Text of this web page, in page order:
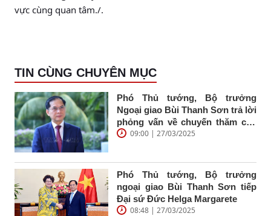
vực cùng quan tâm./.
TIN CÙNG CHUYÊN MỤC
Phó Thủ tướng, Bộ trưởng
Ngoại giao Bùi Thanh Sơn trả lời
phỏng vấn về chuyến thăm cấp
Nhà nước Indonesia, thăm chính
Bí thư Tô Lâm và Phu nhân cùng
Đoàn đại biểu cấp cao Việt Nam
09:00 | 27/03/2025
Phó Thủ tướng, Bộ trưởng
ngoại giao Bùi Thanh Sơn tiếp
Đại sứ Đức Helga Margarete
08:48 | 27/03/2025